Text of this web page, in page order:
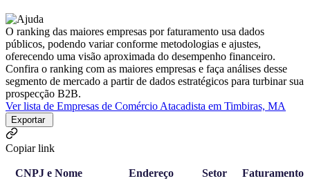
O ranking das maiores empresas por faturamento usa dados
públicos, podendo variar conforme metodologias e ajustes,
oferecendo uma visão aproximada do desempenho financeiro.
Confira o ranking com as maiores empresas e faça análises desse
segmento de mercado a partir de dados estratégicos para turbinar sua
prospecção B2B.
Ver lista de Empresas de Comércio Atacadista em Timbiras, MA
Exportar
Copiar link
CNPJ e Nome Endereço Setor Faturamento